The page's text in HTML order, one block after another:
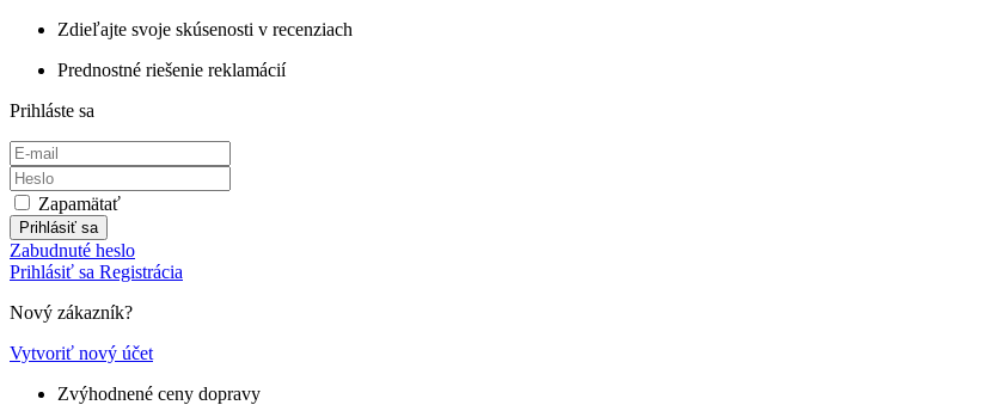
Zdieľajte svoje skúsenosti v recenziach
Prednostné riešenie reklamácií
Prihláste sa
Zapamätať
Prihlásiť sa
Zabudnuté heslo
Prihlásiť sa Registrácia
Nový zákazník?
Vytvoriť nový účet
Zvýhodnené ceny dopravy